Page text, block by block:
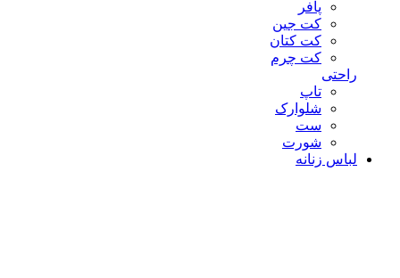
پافر
کت جین
کت کتان
کت چرم
راحتی
تاپ
شلوارک
ست
شورت
لباس زنانه